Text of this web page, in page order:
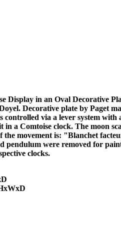
Display in an Oval Decorative
Decorative plate by Paget
controlled via a lever system
in a Comtoise clock. The moon
the movement is: "Blanchet
pendulum were removed for
clocks.